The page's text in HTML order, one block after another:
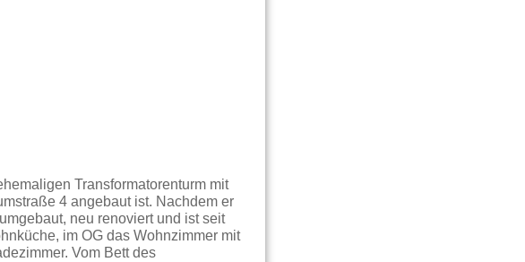
Transformatorenturm mit
4 angebaut ist. Nachdem er
neu renoviert und ist seit
im OG das Wohnzimmer mit
Vom Bett des